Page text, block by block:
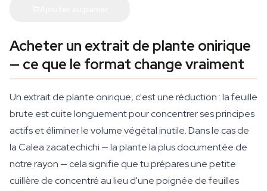
Acheter un extrait de plante onirique
— ce que le format change vraiment
Un extrait de plante onirique, c'est une réduction : la feuille
brute est cuite longuement pour concentrer ses principes
actifs et éliminer le volume végétal inutile. Dans le cas de
la Calea zacatechichi — la plante la plus documentée de
notre rayon — cela signifie que tu prépares une petite
cuillère de concentré au lieu d'une poignée de feuilles